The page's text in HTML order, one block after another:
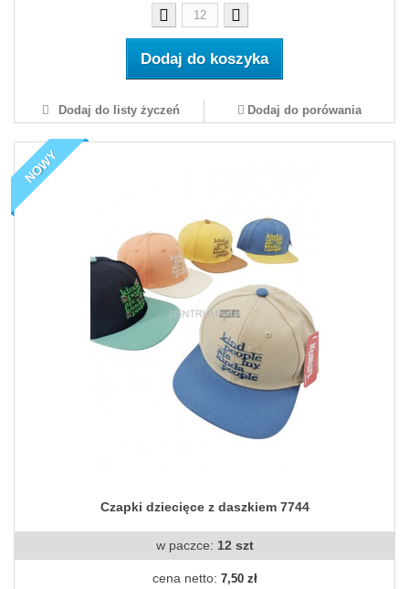
Dodaj do koszyka
Dodaj do listy życzeń Dodaj do porówania
NOWY
Czapki dziecięce z daszkiem 7744
w paczce: 12 szt
cena netto: 7,50 zł